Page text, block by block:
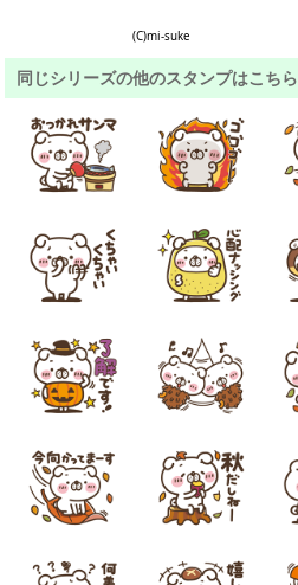
(C)mi-suke
同じシリーズの他のスタンプはこちら